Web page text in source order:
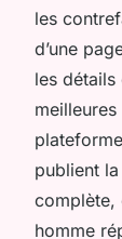
les
d’une
les détails
publient
complète,
homme